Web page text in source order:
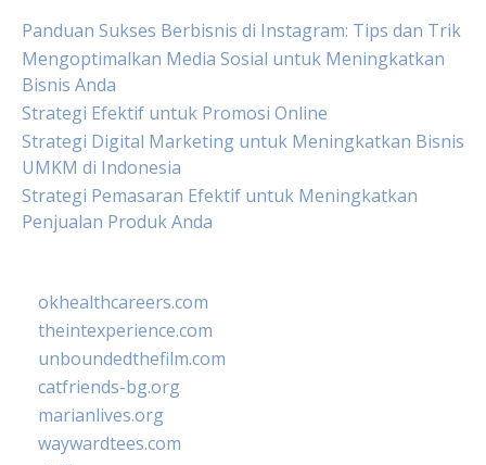
Panduan Sukses Berbisnis di Instagram: Tips dan Trik
Mengoptimalkan Media Sosial untuk Meningkatkan
Bisnis Anda
Strategi Efektif untuk Promosi Online
Strategi Digital Marketing untuk Meningkatkan Bisnis
UMKM di Indonesia
Strategi Pemasaran Efektif untuk Meningkatkan
Penjualan Produk Anda
okhealthcareers.com
theintexperience.com
unboundedthefilm.com
catfriends-bg.org
marianlives.org
waywardtees.com